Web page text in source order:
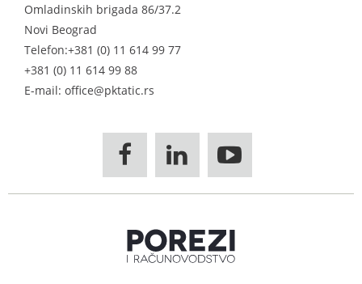
Omladinskih brigada 86/37.2
Novi Beograd
Telefon:+381 (0) 11 614 99 77
+381 (0) 11 614 99 88
E-mail: office@pktatic.rs
  